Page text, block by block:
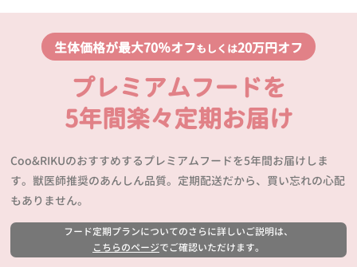
生体価格が最大70％オフもしくは20万円オフ
プレミアムフードを
5年間楽々定期お届け
Coo&RIKUのおすすめするプレミアムフードを5年間お届けしま
す。獣医師推奨のあんしん品質。定期配送だから、買い忘れの心配
もありません。
フード定期プランについてのさらに詳しいご説明は、
こちらのページでご確認いただけます。